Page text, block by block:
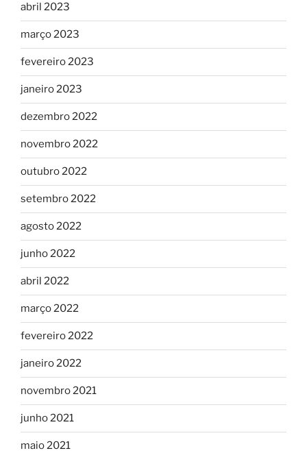
abril 2023
março 2023
fevereiro 2023
janeiro 2023
dezembro 2022
novembro 2022
outubro 2022
setembro 2022
agosto 2022
junho 2022
abril 2022
março 2022
fevereiro 2022
janeiro 2022
novembro 2021
junho 2021
maio 2021